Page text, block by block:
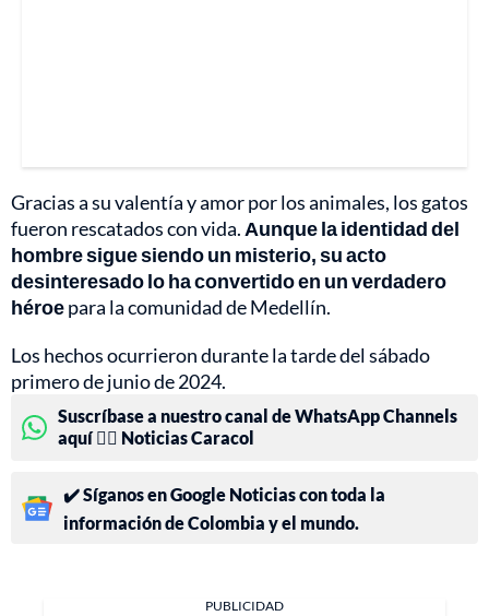
Gracias a su valentía y amor por los animales, los gatos
fueron rescatados con vida. Aunque la identidad del
hombre sigue siendo un misterio, su acto
desinteresado lo ha convertido en un verdadero
héroepara la comunidad de Medellín.
Los hechos ocurrieron durante la tarde del sábado
primero de junio de 2024.
Suscríbase a nuestro canal de WhatsApp Channels
aquí 👉🏻 Noticias Caracol
✔️ Síganos en Google Noticias con toda la
información de Colombia y el mundo.
PUBLICIDAD